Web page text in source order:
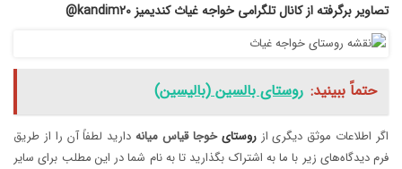
تصاویر برگرفته از کانال تلگرامی خواجه غیاث کندیمیز kandim20@
حتماً ببینید: روستای بالسین (بالیسین)
اگر اطلاعات موثق دیگری ازروستای خوجا قیاس میانهدارید لطفاً آن را از طریق
فرم دیدگاه‌های زیر با ما به اشتراک بگذارید تا به نام شما در این مطلب برای سایر